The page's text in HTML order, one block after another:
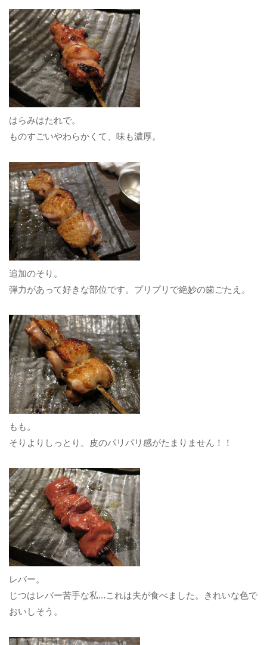
はらみはたれで。
ものすごいやわらかくて、味も濃厚。
追加のそり。
弾力があって好きな部位です。プリプリで絶妙の歯ごたえ。
もも。
そりよりしっとり。皮のパリパリ感がたまりません！！
レバー。
じつはレバー苦手な私…これは夫が食べました。きれいな色で
おいしそう。